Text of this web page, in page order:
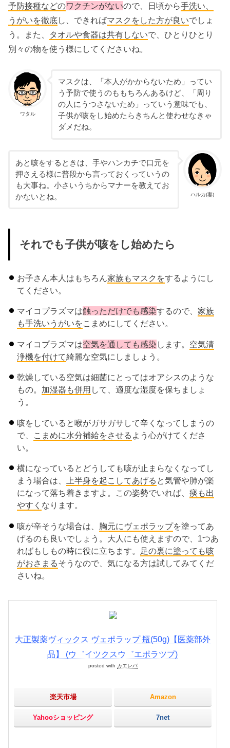
予防接種などのワクチンがないので、日頃から手洗い
うがいを徹底し、できればマスク をした方が良いでしょ
う。また、 タオルや食器は共有しないで、ひとりひとり
別々の物を使う様にしてくださいね。
ワタル
マスクは、「本人がかからないため」ってい
う予防で使うのももちろんあるけど、「周り
の人にうつさないため」っていう意味でも、
子供が咳をし始めたらきちんと使わせなきゃ
ダメだね。
ハルカ(妻)
あと咳をするときは、手やハンカチで口元を
押さえる様に普段から言っておくっていうの
も大事ね。小さいうちからマナーを教えてお
かないとね。
それでも子供が咳をし始めたら
お子さん本人はもちろん家族もマスク をするようにし
てください。
マイコプラズマは触っただけでも感染するので、 家族
も手洗いうがいをこまめにしてください。
マイコプラズマは空気を通しても感染 します。 空気清
浄機を付けて綺麗な空気にしましょう。
乾燥している空気は細菌にとってはオアシスのような
もの。 加湿器 も併用 して、適度な湿度を保ちましょ
う。
咳をしていると喉がガサガサして辛くなってしまうの
で、
こまめに水分補給をさせる よう心がけてくださ
い。
横になっているとどうしても咳が止まらなくなってし
まう場合は、
上半身を起こしてあげる と気管や肺が楽
になって落ち着きますよ。この姿勢でいれば、 痰 も出
やすく なります。
咳が辛そうな場合は、 胸元に ヴェポラップを塗ってあ
げるのも良いでしょう。大人にも使えますので、1つあ
ればもしもの時に役に立ちます。
足の裏に塗っても咳
がおさまるそうなので、気になる方は試してみてくだ
さいね。
大正製薬ヴィックス ヴェポラップ 瓶(50g)【医薬部外
品】 (ウ゛イツクスウ゛エポラツプ)
posted with カエレバ
楽天市場 Amazon
Yahooショッピング 7net